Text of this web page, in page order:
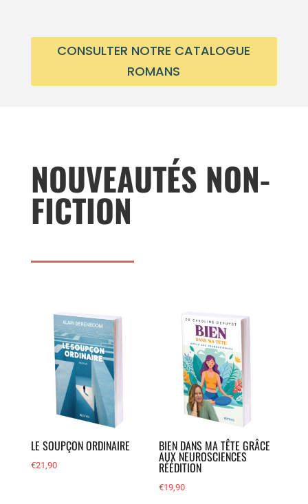
CONSULTER NOTRE CATALOGUE
ROMANS
NOUVEAUTÉS NON-
FICTION
LE SOUPÇON ORDINAIRE
€21,90
BIEN DANS MA TÊTE GRÂCE
AUX NEUROSCIENCES
RÉÉDITION
€19,90